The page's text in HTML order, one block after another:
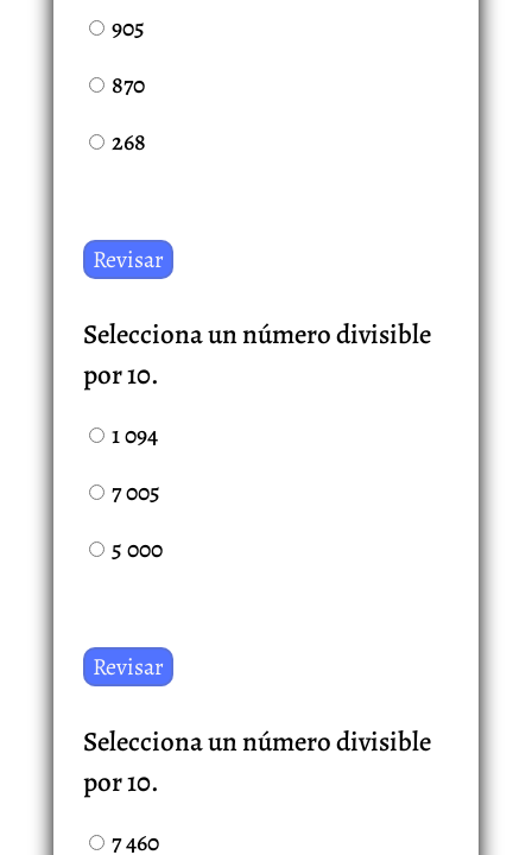
905
870
268
Selecciona un número divisible
por 10.
1 094
7 005
5 000
Selecciona un número divisible
por 10.
7 460